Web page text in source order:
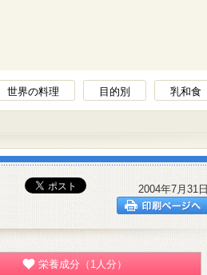
世界の料理 目的別 乳和食
2004年7月31日
栄養成分（1人分）